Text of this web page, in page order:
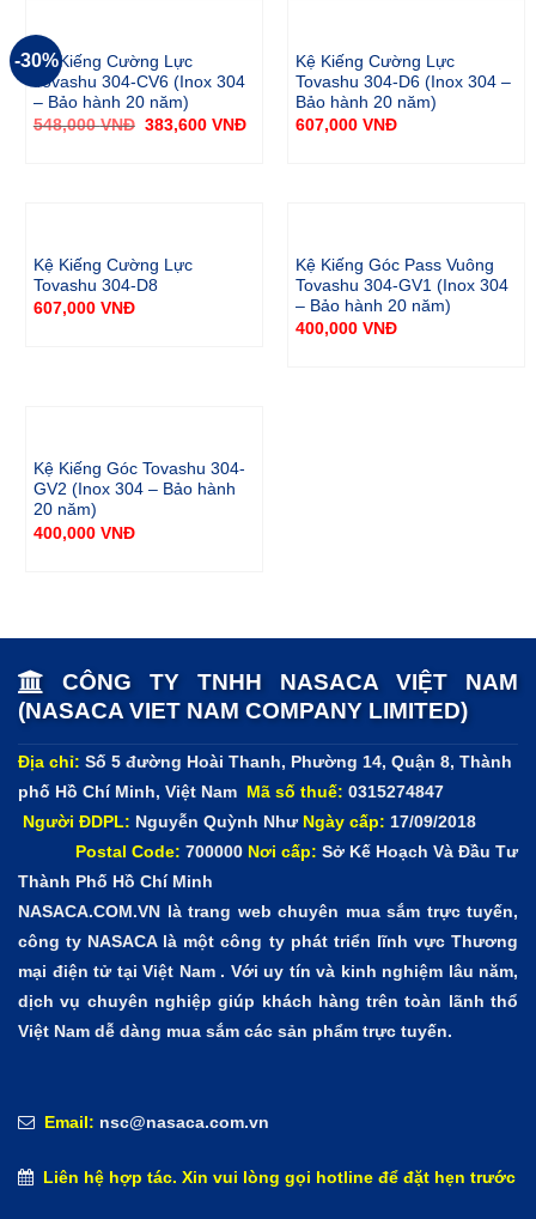
-30%
Kệ Kiếng Cường Lực
Tovashu 304-CV6 (Inox 304
– Bảo hành 20 năm)
548,000VNĐ 383,600 VNĐ
Kệ Kiếng Cường Lực
Tovashu 304-D6 (Inox 304 –
Bảo hành 20 năm)
607,000 VNĐ
Kệ Kiếng Cường Lực
Tovashu 304-D8
607,000 VNĐ
Kệ Kiếng Góc Pass Vuông
Tovashu 304-GV1 (Inox 304
– Bảo hành 20 năm)
400,000 VNĐ
Kệ Kiếng Góc Tovashu 304-
GV2 (Inox 304 – Bảo hành
20 năm)
400,000 VNĐ
CÔNG TY TNHH NASACA VIỆT NAM
(NASACA VIET NAM COMPANY LIMITED)
Địa chỉ: Số 5 đường Hoài Thanh, Phường 14, Quận 8, Thành
phố Hồ Chí Minh, Việt Nam
Mã số thuế: 0315274847
Người ĐDPL: Nguyễn Quỳnh Như Ngày cấp: 17/09/2018
Postal Code: 700000 Nơi cấp: Sở Kế Hoạch Và Đầu Tư
Thành Phố Hồ Chí Minh
NASACA.COM.VN là trang web chuyên mua sắm trực tuyến,
công ty NASACA là một công ty phát triển lĩnh vực Thương
mại điện tử tại Việt Nam . Với uy tín và kinh nghiệm lâu năm,
dịch vụ chuyên nghiệp giúp khách hàng trên toàn lãnh thổ
Việt Nam dễ dàng mua sắm các sản phẩm trực tuyến.
Email: nsc@nasaca.com.vn
Liên hệ hợp tác. Xin vui lòng gọi hotline để đặt hẹn trước